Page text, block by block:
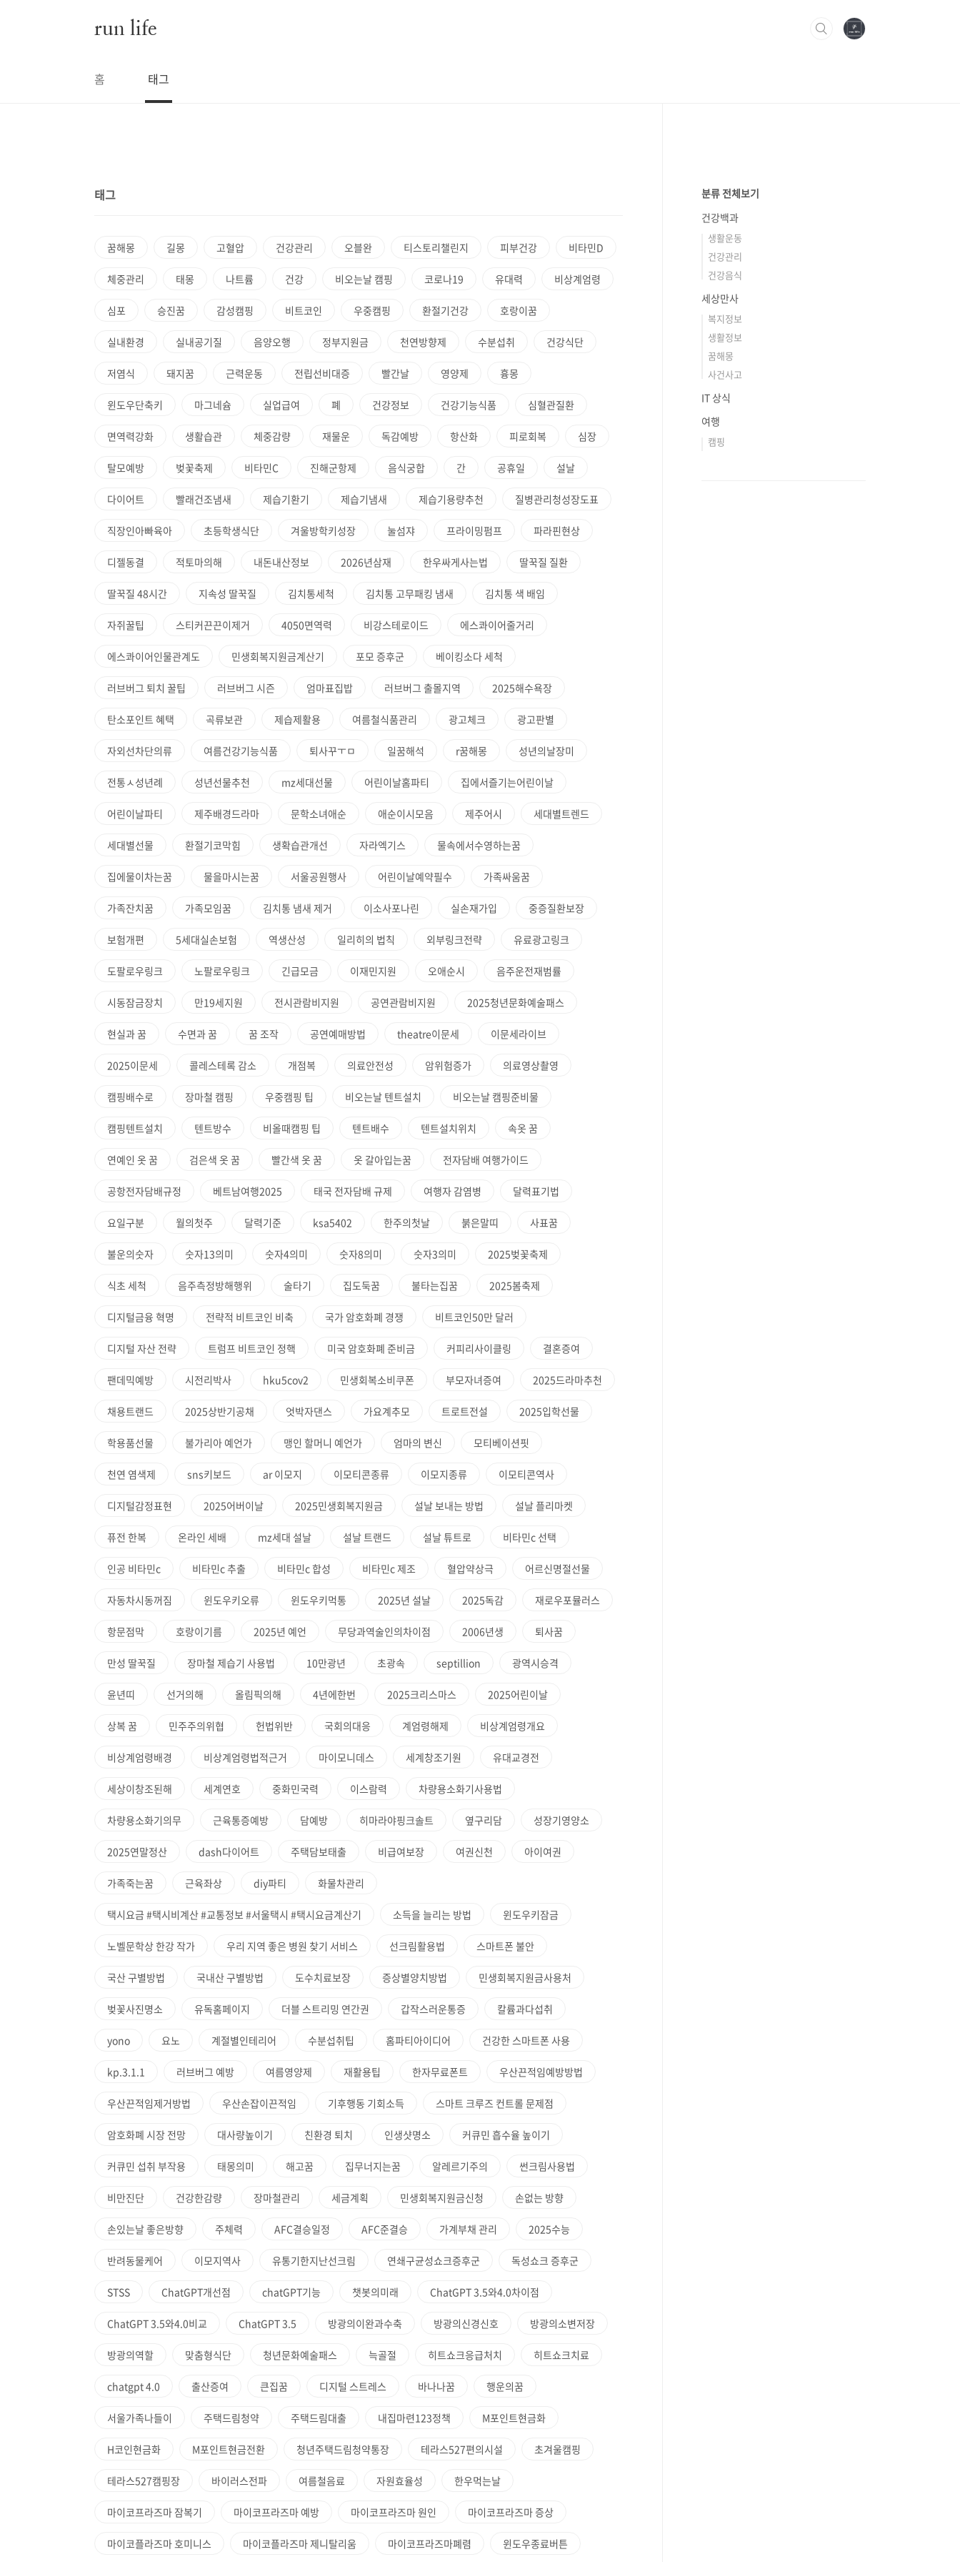
run life
홈 태그
태그
꿈해몽 길몽 고혈압 건강관리 오블완 티스토리챌린지 피부건강 비타민D
체중관리 태몽 나트륨 건강 비오는날 캠핑 코로나19 유대력 비상계엄령
심포 승진꿈 감성캠핑 비트코인 우중캠핑 환절기건강 호랑이꿈
실내환경 실내공기질 음양오행 정부지원금 천연방향제 수분섭취 건강식단
저염식 돼지꿈 근력운동 전립선비대증 빨간날 영양제 흉몽
윈도우단축키 마그네슘 실업급여 폐 건강정보 건강기능식품 심혈관질환
면역력강화 생활습관 체중감량 재물운 독감예방 항산화 피로회복 심장
탈모예방 벚꽃축제 비타민C 진해군항제 음식궁합 간 공휴일 설날
다이어트 빨래건조냄새 제습기환기 제습기냄새 제습기용량추천 질병관리청성장도표
직장인아빠육아 초등학생식단 겨울방학키성장 눌섬쟈 프라이밍펌프 파라핀현상
디젤동결 적토마의해 내돈내산정보 2026년삼재 한우싸게사는법 딸꾹질 질환
딸꾹질 48시간 지속성 딸꾹질 김치통세척 김치통 고무패킹 냄새 김치통 색 배임
자쥐꿀팁 스티커끈끈이제거 4050면역력 비강스테로이드 에스콰이어줄거리
에스콰이어인물관계도 민생회복지원금계산기 포모 증후군 베이킹소다 세척
러브버그 퇴치 꿀팁 러브버그 시즌 엄마표집밥 러브버그 출몰지역 2025해수욕장
탄소포인트 혜택 곡류보관 제습제활용 여름철식품관리 광고체크 광고판별
자외선차단의류 여름건강기능식품 퇴사꾸ㅜㅁ 일꿈해석 r꿈해몽 성년의날장미
전통ㅅ성년례 성년선물추천 mz세대선물 어린이날홈파티 집에서즐기는어린이날
어린이날파티 제주배경드라마 문학소녀애순 애순이시모음 제주어시 세대별트렌드
세대별선물 환절기코막힘 생확습관개선 자라엑기스 물속에서수영하는꿈
집에물이차는꿈 물을마시는꿈 서울공원행사 어린이날예약필수 가족싸움꿈
가족잔치꿈 가족모임꿈 김치통 냄새 제거 이소사포나린 실손재가입 중증질환보장
보험개편 5세대실손보험 역생산성 일리히의 법칙 외부링크전략 유료광고링크
도팔로우링크 노팔로우링크 긴급모금 이재민지원 오애순시 음주운전재범률
시동잠금장치 만19세지원 전시관람비지원 공연관람비지원 2025청년문화예술패스
현실과 꿈 수면과 꿈 꿈 조작 공연예매방법 theatre이문세 이문세라이브
2025이문세 콜레스테록 감소 개점복 의료안전성 암위험증가 의료영상촬영
캠핑배수로 장마철 캠핑 우중캠핑 팁 비오는날 텐트설치 비오는날 캠핑준비물
캠핑텐트설치 텐트방수 비올때캠핑 팁 텐트배수 텐트설치위치 속옷 꿈
연예인 옷 꿈 검은색 옷 꿈 빨간색 옷 꿈 옷 갈아입는꿈 전자담배 여행가이드
공항전자담배규정 베트남여행2025 태국 전자담배 규제 여행자 감염병 달력표기법
요일구분 월의첫주 달력기준 ksa5402 한주의첫날 붉은말띠 사표꿈
불운의숫자 숫자13의미 숫자4의미 숫자8의미 숫자3의미 2025벚꽃축제
식초 세척 음주측정방해행위 술타기 집도둑꿈 불타는집꿈 2025봄축제
디지털금융 혁명 전략적 비트코인 비축 국가 암호화폐 경쟁 비트코인50만 달러
디지털 자산 전략 트럼프 비트코인 정핵 미국 암호화폐 준비금 커피리사이클링 결혼증여
팬데믹예방 시전리박사 hku5cov2 민생회복소비쿠폰 부모자녀증여 2025드라마추천
채용트랜드 2025상반기공채 엇박자댄스 가요계추모 트로트전설 2025입학선물
학용품선물 불가리아 예언가 맹인 할머니 예언가 엄마의 변신 모티베이션핏
천연 염색제 sns키보드 ar 이모지 이모티콘종류 이모지종류 이모티콘역사
디지털감정표현 2025어버이날 2025민생회복지원금 설날 보내는 방법 설날 플리마켓
퓨전 한복 온라인 세배 mz세대 설날 설날 트랜드 설날 튜트로 비타민c 선택
인공 비타민c 비타민c 추출 비타민c 합성 비타민c 제조 혈압약상극 어르신명절선물
자동차시동꺼짐 윈도우키오류 윈도우키먹통 2025년 설날 2025독감 재로우포뮬러스
항문점막 호랑이기름 2025년 예언 무당과역술인의차이점 2006년생 퇴사꿈
만성 딸꾹질 장마철 제습기 사용법 10만광년 초광속 septillion 광역시승격
윤년띠 선거의해 올림픽의해 4년에한번 2025크리스마스 2025어린이날
상복 꿈 민주주의위협 헌법위반 국회의대응 계엄령해제 비상계엄령개요
비상계엄령배경 비상계엄령법적근거 마이모니데스 세계창조기원 유대교경전
세상이창조된해 세계연호 중화민국력 이스람력 차량용소화기사용법
차량용소화기의무 근육통증예방 담예방 히마라야핑크솔트 옆구리담 성장기영양소
2025연말정산 dash다이어트 주택담보태출 비급여보장 여권신천 아이여권
가족죽는꿈 근육좌상 diy파티 화물차관리
택시요금 #택시비계산 #교통정보 #서울택시 #택시요금계산기 소득을 늘리는 방법 윈도우키잠금
노벨문학상 한강 작가 우리 지역 좋은 병원 찾기 서비스 선크림활용법 스마트폰 불안
국산 구별방법 국내산 구별방법 도수치료보장 증상별양치방법 민생회복지원금사용처
벚꽃사진명소 유독홈페이지 더블 스트리밍 연간권 갑작스러운통증 칼륨과다섭취
yono 요노 계절별인테리어 수분섭취팁 홈파티아이디어 건강한 스마트폰 사용
kp.3.1.1 러브버그 예방 여름영양제 재활용팁 한자무료폰트 우산끈적임예방방법
우산끈적임제거방법 우산손잡이끈적임 기후행동 기회소득 스마트 크루즈 컨트롤 문제점
암호화폐 시장 전망 대사량높이기 친환경 퇴치 인생샷명소 커큐민 흡수율 높이기
커큐민 섭취 부작용 태몽의미 해고꿈 집무너지는꿈 알레르기주의 썬크림사용법
비만진단 건강한감량 장마철관리 세금계획 민생회복지원금신청 손없는 방향
손있는날 좋은방향 주체력 AFC결승일정 AFC준결승 가계부채 관리 2025수능
반려동물케어 이모지역사 유통기한지난선크림 연쇄구균성쇼크증후군 독성쇼크 증후군
STSS ChatGPT개선점 chatGPT기능 챗봇의미래 ChatGPT 3.5와4.0차이점
ChatGPT 3.5와4.0비교 ChatGPT 3.5 방광의이완과수축 방광의신경신호 방광의소변저장
방광의역할 맞춤형식단 청년문화예술패스 늑골절 히트쇼크응급처치 히트쇼크치료
chatgpt 4.0 출산증여 큰집꿈 디지털 스트레스 바나나꿈 행운의꿈
서울가족나들이 주택드림청약 주택드림대출 내집마련123정책 M포인트현금화
H코인현금화 M포인트현금전환 청년주택드림청약통장 테라스527편의시설 초겨울캠핑
테라스527캠핑장 바이러스전파 여름철음료 자원효율성 한우먹는날
마이코프라즈마 잠복기 마이코프라즈마 예방 마이코프라즈마 원인 마이코프라즈마 증상
마이코플라즈마 호미니스 마이코플라즈마 제니탈리움 마이코프라즈마폐렴 윈도우종료버튼
분류 전체보기
건강백과
생활운동
건강관리
건강음식
세상만사
복지정보
생활정보
꿈해몽
사건사고
IT 상식
여행
캠핑